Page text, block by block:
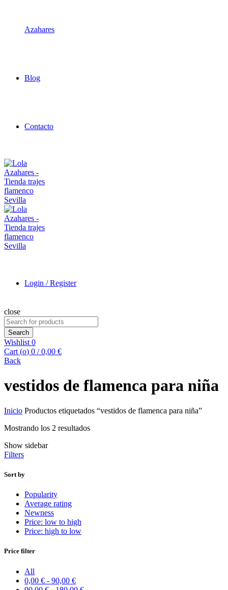
Azahares
Blog
Contacto
Login / Register
close
Search
for:
Search
Wishlist 0
Cart (o) 0 / 0,00 €
Back
vestidos de flamenca para niña
Inicio Productos etiquetados “vestidos de flamenca para niña”
Mostrando los 2 resultados
Show sidebar
Filters
Sort by
Popularity
Average rating
Newness
Price: low to high
Price: high to low
Price filter
All
0,00 € - 90,00 €